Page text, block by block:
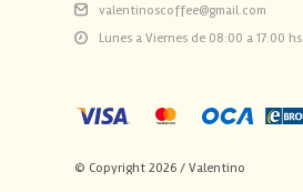
valentinoscoffee@gmail.com
Lunes a Viernes de 08:00 a 17:00 hs
© Copyright 2026 / Valentino